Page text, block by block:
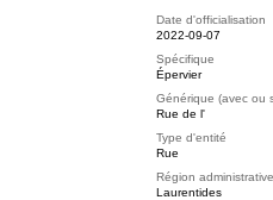
Date d'officialisation
2022-09-07
Spécifique
Épervier
Générique (avec ou
Rue de l'
Type d'entité
Rue
Région administrative
Laurentides